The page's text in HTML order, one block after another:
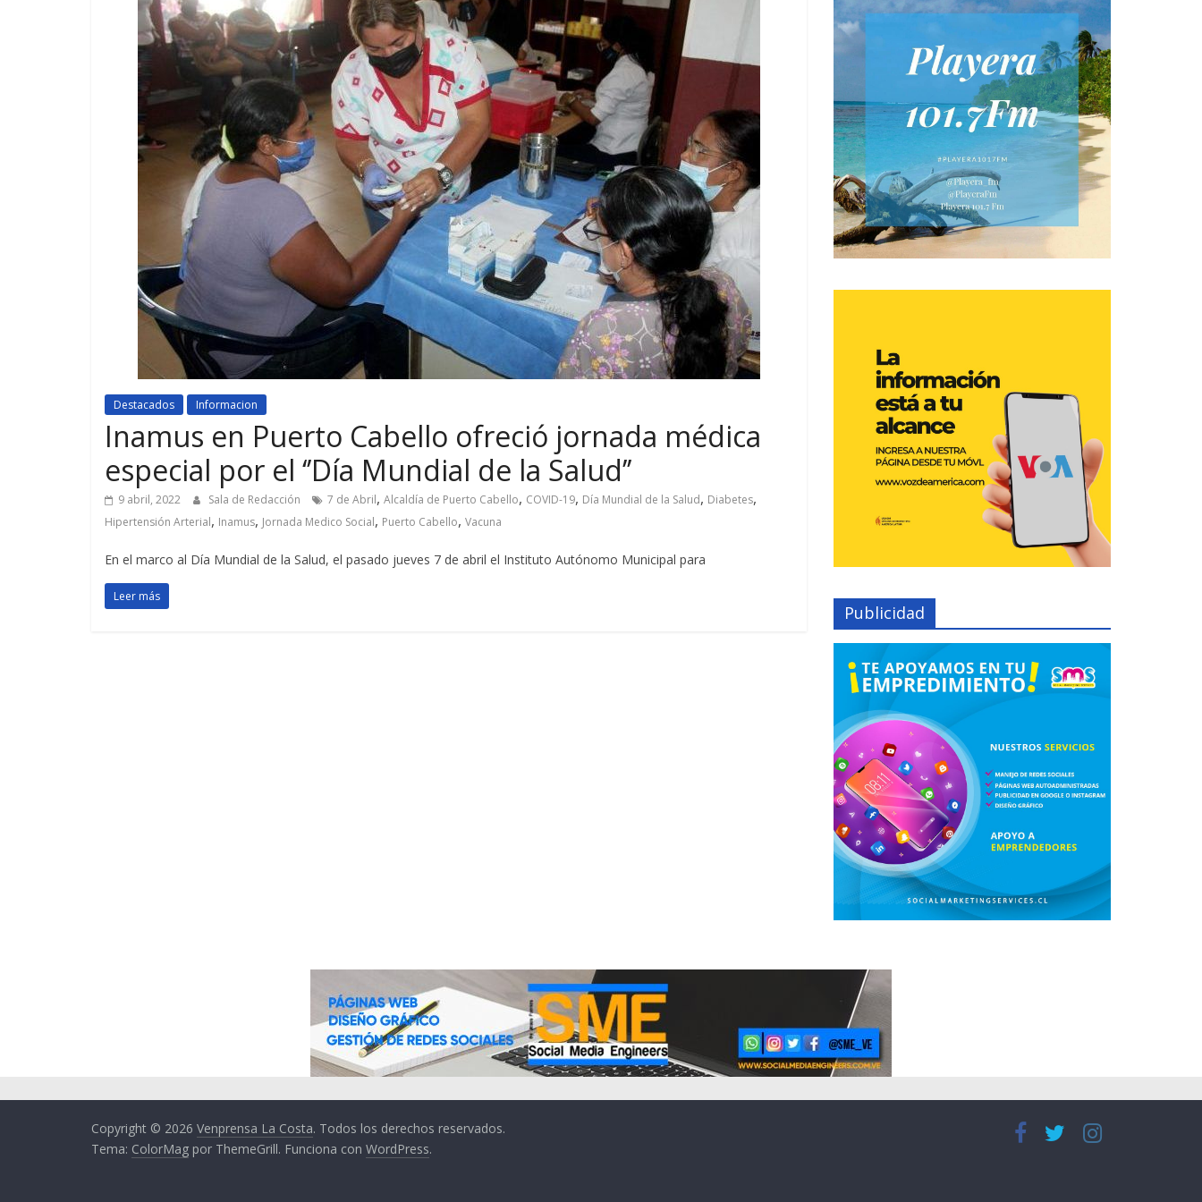
Destacados Informacion
Inamus en Puerto Cabello ofreció jornada médica
especial por el ‘’Día Mundial de la Salud’’
9 abril, 2022 Sala de Redacción 7 de Abril, Alcaldía de Puerto Cabello, COVID-19, Día Mundial de la Salud, Diabetes,
Hipertensión Arterial, Inamus, Jornada Medico Social, Puerto Cabello, Vacuna
En el marco al Día Mundial de la Salud, el pasado jueves 7 de abril el Instituto Autónomo Municipal para
Leer más
Publicidad
Copyright © 2026 Venprensa La Costa. Todos los derechos reservados.
Tema: ColorMag por ThemeGrill. Funciona con WordPress.